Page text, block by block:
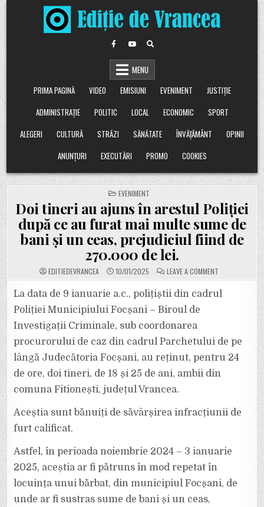
Skip
to
content
MENU
PRIMA PAGINĂ
VIDEO EMISIUNI EVENIMENT
JUSTIȚIE
ADMINISTRAȚIE
POLITIC LOCAL ECONOMIC
SPORT
ALEGERI
CULTURĂ STRĂZI SĂNĂTATE ÎNVĂȚĂMÂNT
OPINII
ANUNȚURI
EXECUTĂRI PROMO COOKIES
POSTED
IN
EVENIMENT
Doi tineri au ajuns în arestul Poliției
după ce au furat mai multe sume de
bani și un ceas, prejudiciul fiind de
270.000 de lei.
EDITIEDEVRANCEA 10/01/2025 LEAVE A COMMENT
DOI
AU
AJUNS
AU
FURAT
MAI
MULTE
SUME
DE
PREJUDICIUL
LEI.
La data de 9 ianuarie a.c., polițiștii din cadrul
Poliției Municipiului Focșani – Biroul de
Investigații Criminale, sub coordonarea
procurorului de caz din cadrul Parchetului de pe
lângă Judecătoria Focșani, au reținut, pentru 24
de ore, doi tineri, de 18 și 25 de ani, ambii din
comuna Fitionești, județul Vrancea.
Aceștia sunt bănuiți de săvârșirea infracțiunii de
furt calificat.
Astfel, în perioada noiembrie 2024 – 3 ianuarie
2025, aceștia ar fi pătruns în mod repetat în
locuința unui bărbat, din municipiul Focșani, de
unde ar fi sustras sume de bani și un ceas,